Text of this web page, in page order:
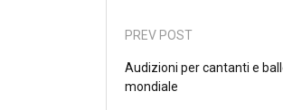
PREV POST
Audizioni per cantanti e
mondiale